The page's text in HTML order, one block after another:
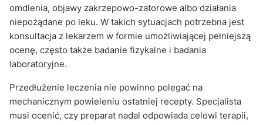
omdlenia, objawy zakrzepowo-zatorowe albo działania
niepożądane po leku. W takich sytuacjach potrzebna jest
konsultacja z lekarzem w formie umożliwiającej pełniejszą
ocenę, często także badanie fizykalne i badania
laboratoryjne.
Przedłużenie leczenia nie powinno polegać na
mechanicznym powieleniu ostatniej recepty. Specjalista
musi ocenić, czy preparat nadal odpowiada celowi terapii,